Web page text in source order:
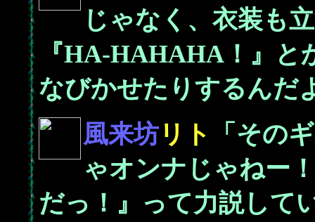
じゃなく、衣装も
『HA-HAHAHA！』
なびかせたりするんだ
風来坊リト
「その
ゃオンナじゃねー
だっ！』って力説して